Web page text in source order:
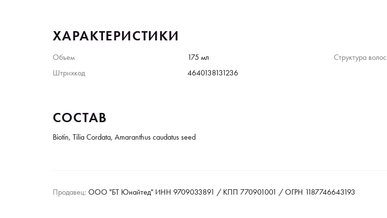
ХАРАКТЕРИСТИКИ
Объем 175 мл Структура волос
Штрихкод
4640138131236
СОСТАВ
Biotin, Tilia Cordata, Amaranthus caudatus seed
Продавец: ООО "БТ Юнайтед" ИНН 9709033891 / КПП 770901001 / ОГРН 1187746643193